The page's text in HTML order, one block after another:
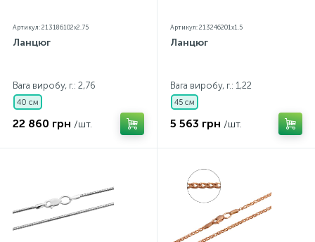
Артикул: 213186102x2.75
Ланцюг
Вага виробу, г.: 2,76
40 см
22 860 грн /шт.
Артикул: 213246201x1.5
Ланцюг
Вага виробу, г.: 1,22
45 см
5 563 грн /шт.